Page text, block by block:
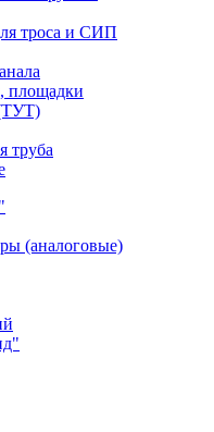
троса и СИП
площадки
труба
(аналоговые)